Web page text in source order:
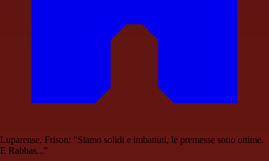
Luparense, Frison: "Siamo solidi e imbattuti, le premesse sono ottime.
E Rabbas..."